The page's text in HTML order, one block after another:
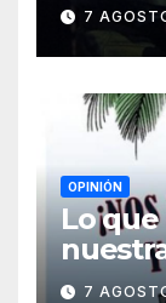
Por
7
OPINIÓN
Lo
Laidi
7